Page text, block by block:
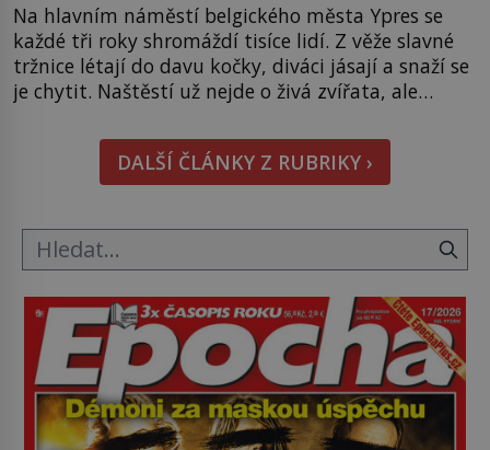
Na hlavním náměstí belgického města Ypres se
každé tři roky shromáždí tisíce lidí. Z věže slavné
tržnice létají do davu kočky, diváci jásají a snaží se
je chytit. Naštěstí už nejde o živá zvířata, ale
Tato veselá podívaná připomíná jeden z
nejpodivnějších a zároveň nejkrutějších zvyků […]
DALŠÍ ČLÁNKY Z RUBRIKY ›